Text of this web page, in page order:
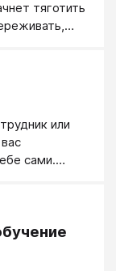
тяготить
или
сами.
есть
как более
когда кто-